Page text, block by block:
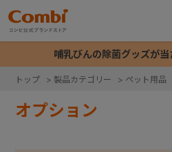
哺乳びんの除菌グッズが
トップ > 製品カテゴリー > ペット用品
オプション